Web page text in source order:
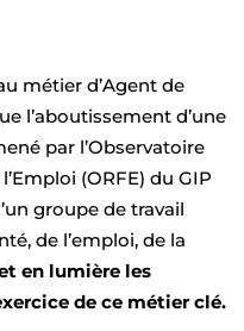
métier d’Agent de
l’aboutissement d’une
par l’Observatoire
(ORFE) du GIP
groupe de travail
de l’emploi, de la
en lumière les
de ce métier clé.